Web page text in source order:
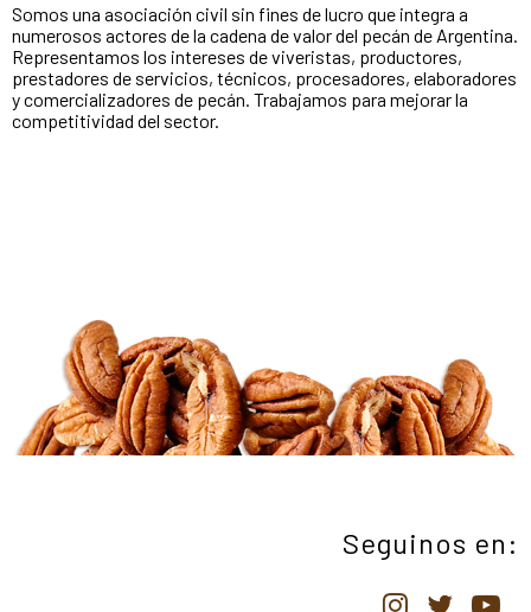
Somos una asociación civil sin fines de lucro que integra a
numerosos actores de la cadena de valor del pecán de Argentina.
Representamos los intereses de viveristas, productores,
prestadores de servicios, técnicos, procesadores, elaboradores
y comercializadores de pecán. Trabajamos para mejorar la
competitividad del sector.
Seguinos en: